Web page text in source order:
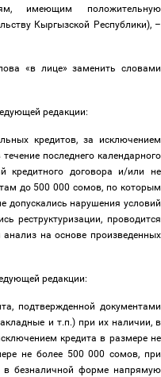
имеющим положительную
Кыргызской Республики), –
«в лице» заменить словами
редакции:
кредитов, за исключением
последнего календарного
кредитного договора и/или не
до 500 000 сомов, по которым
допускались нарушения условий
реструктуризации, проводится
на основе произведенных
редакции:
подтвержденной документами
и т.п.) при их наличии, в
кредита в размере не
не более 500 000 сомов, при
в безналичной форме напрямую